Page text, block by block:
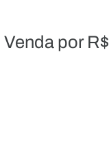
por R$